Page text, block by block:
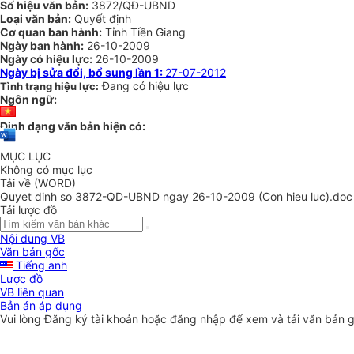
Số hiệu văn bản: 3872/QĐ-UBND
Loại văn bản: Quyết định
Cơ quan ban hành: Tỉnh Tiền Giang
Ngày ban hành: 26-10-2009
Ngày có hiệu lực: 26-10-2009
Ngày bị sửa đổi, bổ sung lần 1: 27-07-2012
Tình trạng hiệu lực: Đang có hiệu lực
Ngôn ngữ:
Định dạng văn bản hiện có:
MỤC LỤC
Không có mục lục
Tải về (WORD)
Quyet dinh so 3872-QD-UBND ngay 26-10-2009 (Con hieu luc).doc
Tải lược đồ
Nội dung VB
Văn bản gốc
Tiếng anh
Lược đồ
VB liên quan
Bản án áp dụng
Vui lòngĐăng ký tài khoản hoặc đăng nhập để xem và tải văn bản